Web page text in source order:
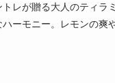
トレが贈る大人のティラ
ーモニー。レモンの爽